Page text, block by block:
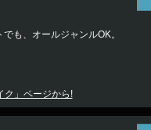
も、オールジャンルOK。
ク」ページから!